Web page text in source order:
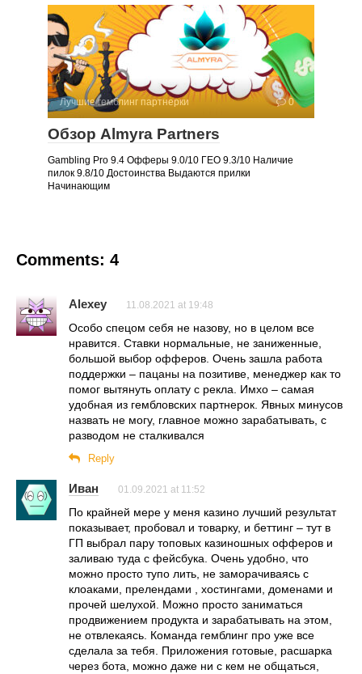
Лучшие гемблинг партнерки 0
Обзор Almyra Partners
Gambling Pro 9.4 Офферы 9.0/10 ГЕО 9.3/10 Наличие
пилок 9.8/10 Достоинства Выдаются прилки
Начинающим
Comments: 4
Alexey 11.08.2021 at 19:48
Особо спецом себя не назову, но в целом все
нравится. Ставки нормальные, не заниженные,
большой выбор офферов. Очень зашла работа
поддержки – пацаны на позитиве, менеджер как то
помог вытянуть оплату с рекла. Имхо – самая
удобная из гембловских партнерок. Явных минусов
назвать не могу, главное можно зарабатывать, с
разводом не сталкивался
Reply
Иван 01.09.2021 at 11:52
По крайней мере у меня казино лучший результат
показывает, пробовал и товарку, и беттинг – тут в
ГП выбрал пару топовых казиношных офферов и
заливаю туда с фейсбука. Очень удобно, что
можно просто тупо лить, не заморачиваясь с
клоаками, прелендами , хостингами, доменами и
прочей шелухой. Можно просто заниматься
продвижением продукта и зарабатывать на этом,
не отвлекаясь. Команда гемблинг про уже все
сделала за тебя. Приложения готовые, расшарка
через бота, можно даже ни с кем не общаться,